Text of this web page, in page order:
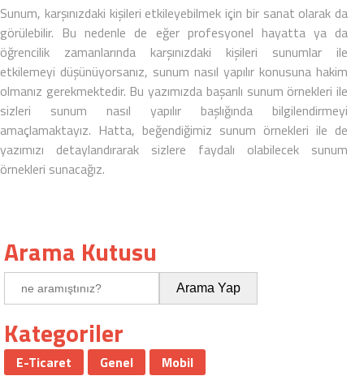
Sunum, karşınızdaki kişileri etkileyebilmek için bir sanat olarak da
görülebilir. Bu nedenle de eğer profesyonel hayatta ya da
öğrencilik zamanlarında karşınızdaki kişileri sunumlar ile
etkilemeyi düşünüyorsanız, sunum nasıl yapılır konusuna hakim
olmanız gerekmektedir. Bu yazımızda başarılı sunum örnekleri ile
sizleri sunum nasıl yapılır başlığında bilgilendirmeyi
amaçlamaktayız. Hatta, beğendiğimiz sunum örnekleri ile de
yazımızı detaylandırarak sizlere faydalı olabilecek sunum
örnekleri sunacağız.
Arama Kutusu
Kategoriler
E-Ticaret Genel
Mobil